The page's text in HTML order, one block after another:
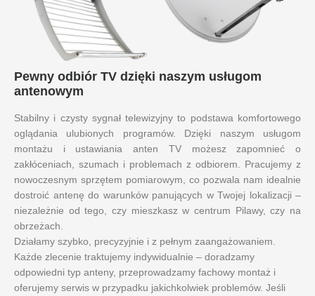
Pewny odbiór TV dzięki naszym usługom
antenowym
Stabilny i czysty sygnał telewizyjny to podstawa komfortowego
oglądania ulubionych programów. Dzięki naszym usługom
montażu i ustawiania anten TV możesz zapomnieć o
zakłóceniach, szumach i problemach z odbiorem. Pracujemy z
nowoczesnym sprzętem pomiarowym, co pozwala nam idealnie
dostroić antenę do warunków panujących w Twojej lokalizacji –
niezależnie od tego, czy mieszkasz w centrum Pilawy, czy na
obrzeżach.
Działamy szybko, precyzyjnie i z pełnym zaangażowaniem.
Każde zlecenie traktujemy indywidualnie – doradzamy
odpowiedni typ anteny, przeprowadzamy fachowy montaż i
oferujemy serwis w przypadku jakichkolwiek problemów. Jeśli